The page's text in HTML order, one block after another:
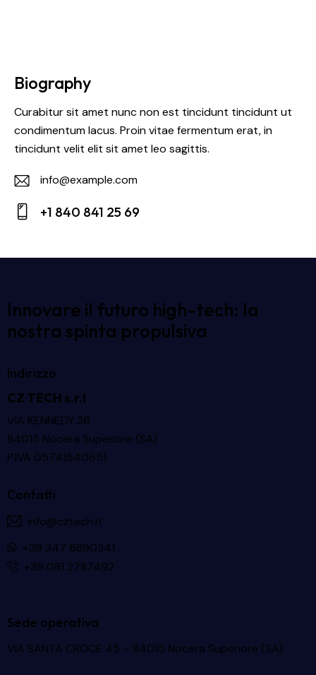
Biography
Curabitur sit amet nunc non est tincidunt tincidunt ut
condimentum lacus. Proin vitae fermentum erat, in
tincidunt velit elit sit amet leo sagittis.
E-
m
info@example.com
on
+1 840 841 25 69
Innovare il futuro high-tech: la
nostra spinta propulsiva
Indirizzo
CZ TECH s.r.l
VIA KENNEDY 36
84015 Nocera Superiore (SA)
P.IVA 05741540651
Contatti
info@cztech.it
+39 347 6890341
+39 081 2787492
Sede operativa
VIA SANTA CROCE 45 – 84015 Nocera Superiore (SA)